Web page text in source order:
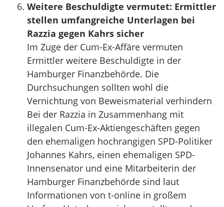
Weitere Beschuldigte vermutet: Ermittler
stellen umfangreiche Unterlagen bei
Razzia gegen Kahrs sicher
Im Zuge der Cum-Ex-Affäre vermuten
Ermittler weitere Beschuldigte in der
Hamburger Finanzbehörde. Die
Durchsuchungen sollten wohl die
Vernichtung von Beweismaterial verhindern
Bei der Razzia in Zusammenhang mit
illegalen Cum-Ex-Aktiengeschäften gegen
den ehemaligen hochrangigen SPD-Politiker
Johannes Kahrs, einen ehemaligen SPD-
Innensenator und eine Mitarbeiterin der
Hamburger Finanzbehörde sind laut
Informationen von t-online in großem